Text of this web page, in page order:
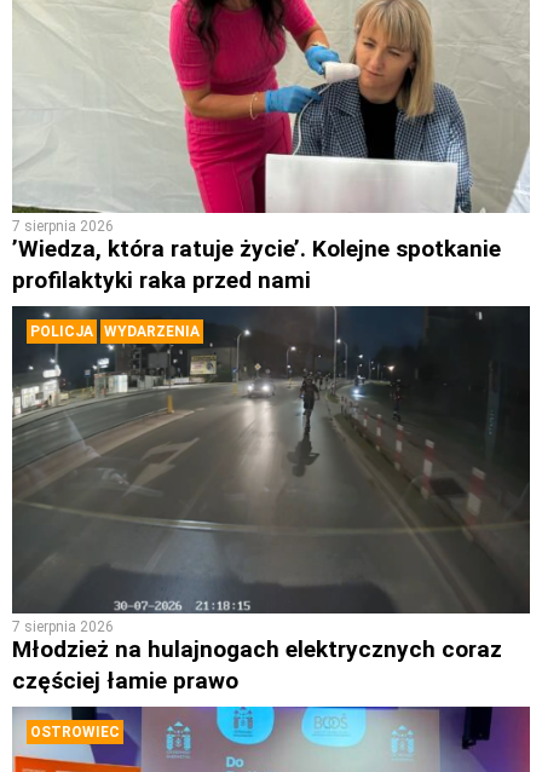
7 sierpnia 2026
’Wiedza, która ratuje życie’. Kolejne spotkanie
profilaktyki raka przed nami
POLICJA WYDARZENIA
7 sierpnia 2026
Młodzież na hulajnogach elektrycznych coraz
częściej łamie prawo
OSTROWIEC